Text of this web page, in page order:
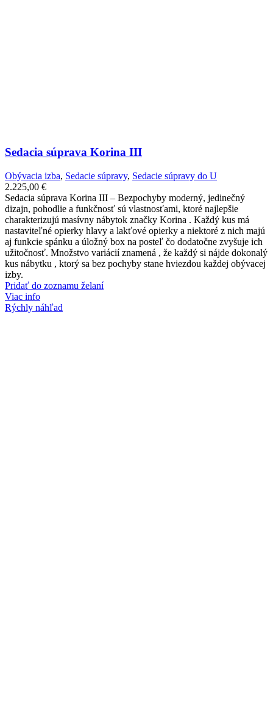
Sedacia súprava Korina III
Obývacia izba, Sedacie súpravy, Sedacie súpravy do U
2.225,00 €
Sedacia súprava Korina III – Bezpochyby moderný, jedinečný
dizajn, pohodlie a funkčnosť sú vlastnosťami, ktoré najlepšie
charakterizujú masívny nábytok značky Korina . Každý kus má
nastaviteľné opierky hlavy a lakťové opierky a niektoré z nich majú
aj funkcie spánku a úložný box na posteľ čo dodatočne zvyšuje ich
užitočnosť. Množstvo variácií znamená , že každý si nájde dokonalý
kus nábytku , ktorý sa bez pochyby stane hviezdou každej obývacej
izby.
Pridať do zoznamu želaní
Viac info
Rýchly náhľad